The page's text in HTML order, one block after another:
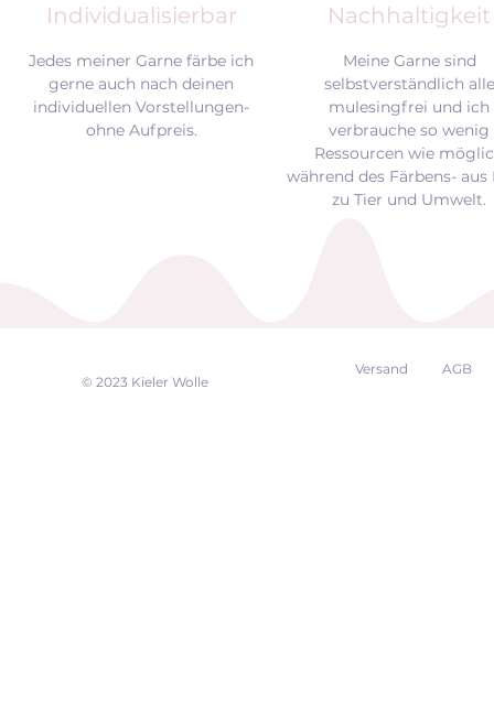
Individualisierbar Nachhaltigkeit
Jedes meiner Garne färbe ich
gerne auch nach deinen
individuellen Vorstellungen-
ohne Aufpreis.
Meine Garne sind
selbstverständlich alle
mulesingfrei und ich
verbrauche so wenig
Ressourcen wie
während des Färbens- aus
zu Tier und Umwelt.
© 2023 Kieler Wolle
Versand AGB